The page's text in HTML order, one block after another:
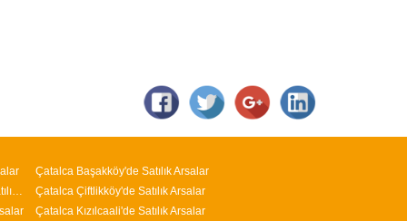
Arnavutköy M.Kemal Paşa Mahallesi'nde Satılık Arsalar
Çatalca Başakköy'de Satılık Arsalar
Çatalca Çiftlikköy'de Satılık Arsalar
Çatalca Kızılcaali'de Satılık Arsalar